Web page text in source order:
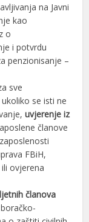
na Javni
kao
o
i potvrdu
penzionisanje –
sve
se isti ne
uvjerenje iz
članove
FBiH,
ovjerena
članova